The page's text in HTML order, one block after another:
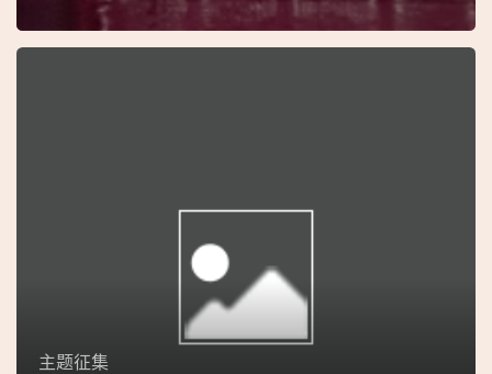
阁
主题征集